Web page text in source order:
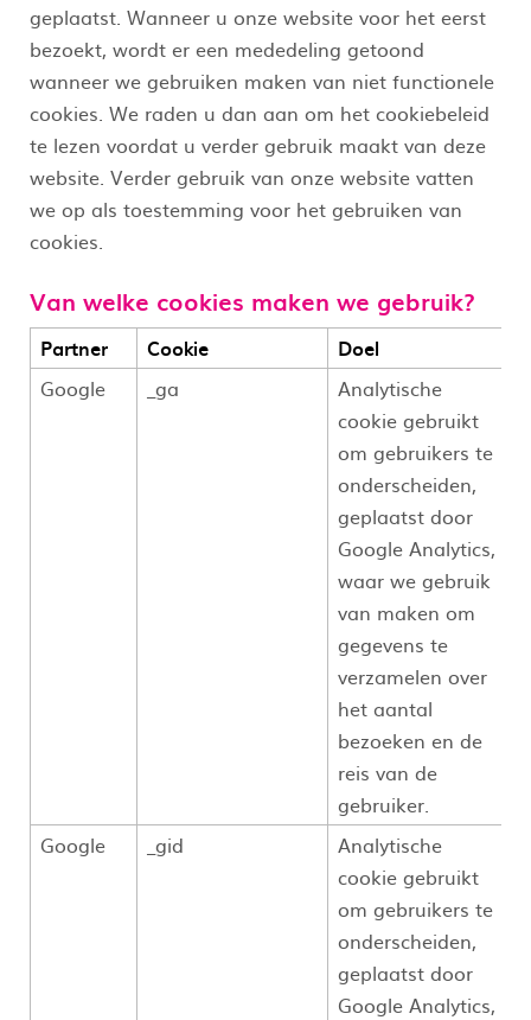
geplaatst. Wanneer u onze website voor het eerst
bezoekt, wordt er een mededeling getoond
wanneer we gebruiken maken van niet functionele
cookies. We raden u dan aan om het cookiebeleid
te lezen voordat u verder gebruik maakt van deze
website. Verder gebruik van onze website vatten
we op als toestemming voor het gebruiken van
cookies.
Van welke cookies maken we gebruik?
Partner Cookie
Doel
Google
_ga
Analytische
cookie gebruikt
om gebruikers te
onderscheiden,
geplaatst door
Google Analytics,
waar we gebruik
van maken om
gegevens te
verzamelen over
het aantal
bezoeken en de
reis van de
gebruiker.
Google
_gid
Analytische
cookie gebruikt
om gebruikers te
onderscheiden,
geplaatst door
Google Analytics,